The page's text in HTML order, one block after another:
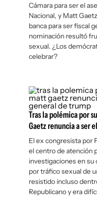
Cámara para ser el
Nacional, y Matt
banca para ser fiscal
nominación resultó
sexual. ¿Los
celebrar?
Tras la polémica por
Gaetz renuncia a ser
El ex congresista por
el centro de atención
investigaciones en su
por tráfico sexual de
resistido incluso
Republicano y era